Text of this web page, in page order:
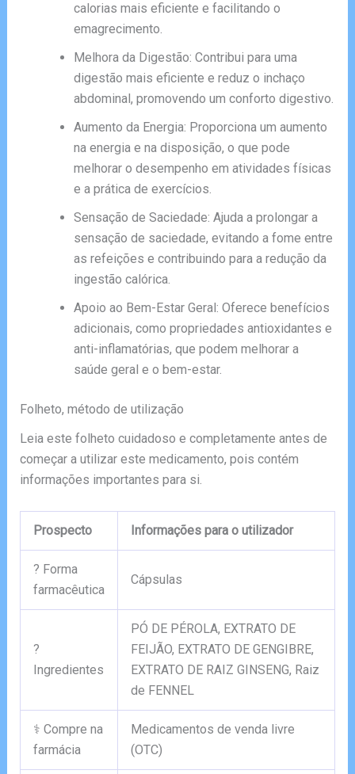
calorias mais eficiente e facilitando o
emagrecimento.
Melhora da Digestão: Contribui para uma
digestão mais eficiente e reduz o inchaço
abdominal, promovendo um conforto digestivo.
Aumento da Energia: Proporciona um aumento
na energia e na disposição, o que pode
melhorar o desempenho em atividades físicas
e a prática de exercícios.
Sensação de Saciedade: Ajuda a prolongar a
sensação de saciedade, evitando a fome entre
as refeições e contribuindo para a redução da
ingestão calórica.
Apoio ao Bem-Estar Geral: Oferece benefícios
adicionais, como propriedades antioxidantes e
anti-inflamatórias, que podem melhorar a
saúde geral e o bem-estar.
Folheto, método de utilização
Leia este folheto cuidadoso e completamente antes de
começar a utilizar este medicamento, pois contém
informações importantes para si.
Prospecto Informações para o utilizador
? Forma
farmacêutica
Cápsulas
?
Ingredientes
PÓ DE PÉROLA, EXTRATO DE
FEIJÃO, EXTRATO DE GENGIBRE,
EXTRATO DE RAIZ GINSENG, Raiz
de FENNEL
⚕️ Compre na
farmácia
Medicamentos de venda livre
(OTC)